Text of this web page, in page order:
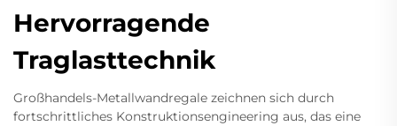
Hervorragende
Traglasttechnik
Großhandels-Metallwandregale zeichnen sich durch
fortschrittliches Konstruktionsengineering aus, das eine